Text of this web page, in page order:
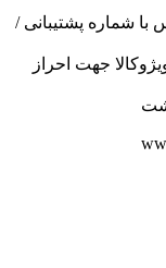
شماره پشتیبانی /
جهت احراز